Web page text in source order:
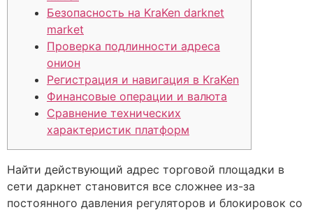
Безопасность на KraKen darknet
market
Проверка подлинности адреса
онион
Регистрация и навигация в KraKen
Финансовые операции и валюта
Сравнение технических
характеристик платформ
Найти действующий адрес торговой площадки в
сети даркнет становится все сложнее из-за
постоянного давления регуляторов и блокировок со